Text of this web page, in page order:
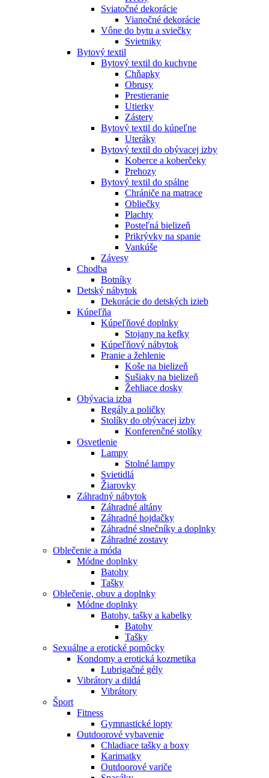
Sviatočné dekorácie
Vianočné dekorácie
Vône do bytu a sviečky
Svietniky
Bytový textil
Bytový textil do kuchyne
Chňapky
Obrusy
Prestieranie
Utierky
Zástery
Bytový textil do kúpeľne
Uteráky
Bytový textil do obývacej izby
Koberce a koberčeky
Prehozy
Bytový textil do spálne
Chrániče na matrace
Obliečky
Plachty
Posteľná bielizeň
Prikrývky na spanie
Vankúše
Závesy
Chodba
Botníky
Detský nábytok
Dekorácie do detských izieb
Kúpeľňa
Kúpeľňové doplnky
Stojany na kefky
Kúpeľňový nábytok
Pranie a žehlenie
Koše na bielizeň
Sušiaky na bielizeň
Žehliace dosky
Obývacia izba
Regály a poličky
Stolíky do obývacej izby
Konferenčné stolíky
Osvetlenie
Lampy
Stolné lampy
Svietidlá
Žiarovky
Záhradný nábytok
Záhradné altány
Záhradné hojdačky
Záhradné slnečníky a doplnky
Záhradné zostavy
Oblečenie a móda
Módne doplnky
Batohy
Tašky
Oblečenie, obuv a doplnky
Módne doplnky
Batohy, tašky a kabelky
Batohy
Tašky
Sexuálne a erotické pomôcky
Kondomy a erotická kozmetika
Lubrigačné gély
Vibrátory a dildá
Vibrátory
Šport
Fitness
Gymnastické lopty
Outdoorové vybavenie
Chladiace tašky a boxy
Karimatky
Outdoorové variče